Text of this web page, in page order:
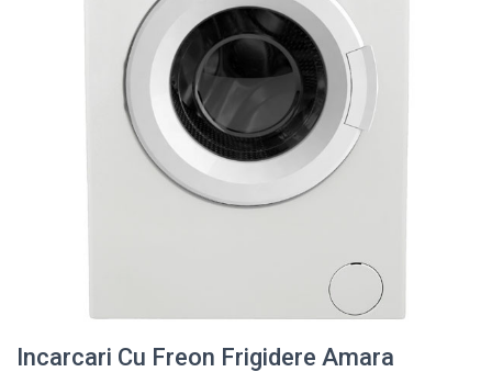
Incarcari Cu Freon Frigidere Amara